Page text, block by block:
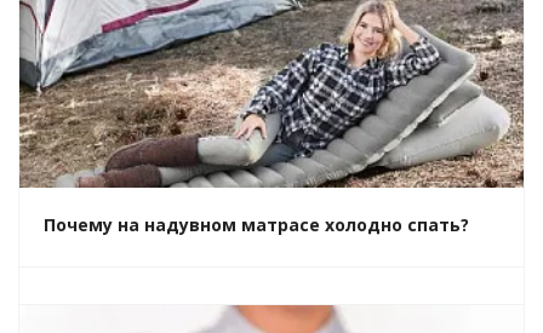
Почему на надувном матрасе холодно спать?